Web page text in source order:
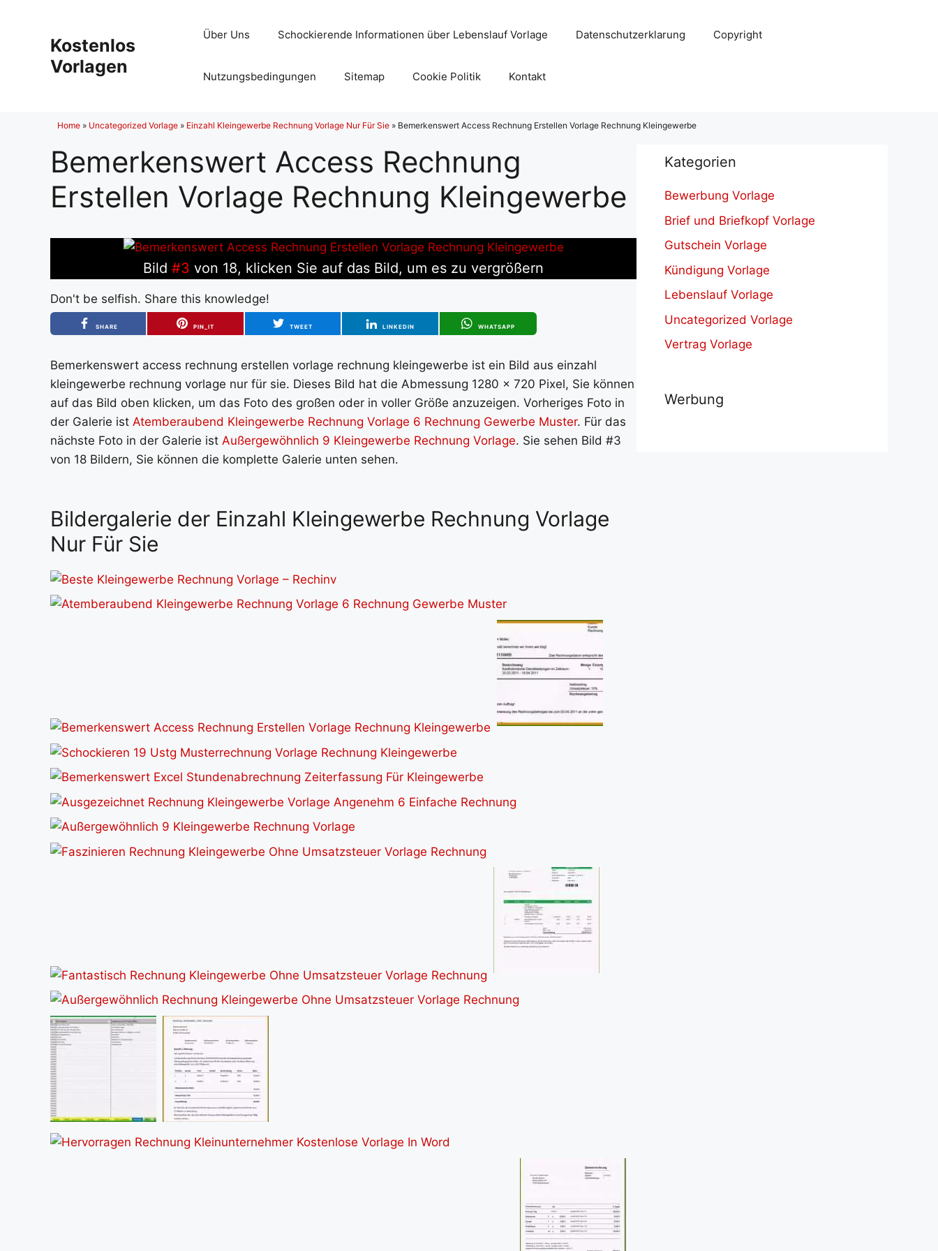
Kostenlos
Vorlagen
Über Uns Schockierende Informationen über Lebenslauf Vorlage Datenschutzerklarung Copyright
Nutzungsbedingungen Sitemap Cookie Politik Kontakt
Home » Uncategorized Vorlage » Einzahl Kleingewerbe Rechnung Vorlage Nur Für Sie » Bemerkenswert Access Rechnung Erstellen Vorlage Rechnung Kleingewerbe
Bemerkenswert Access Rechnung
Erstellen Vorlage Rechnung Kleingewerbe
Bild #3 von 18, klicken Sie auf das Bild, um es zu vergrößern
Don't be selfish. Share this knowledge!
SHARE PIN_IT TWEET LINKEDIN WHATSAPP
Bemerkenswert access rechnung erstellen vorlage rechnung kleingewerbe ist ein Bild aus einzahl
kleingewerbe rechnung vorlage nur für sie. Dieses Bild hat die Abmessung 1280 x 720 Pixel, Sie können
auf das Bild oben klicken, um das Foto des großen oder in voller Größe anzuzeigen. Vorheriges Foto in
der Galerie ist Atemberaubend Kleingewerbe Rechnung Vorlage 6 Rechnung Gewerbe Muster. Für das
nächste Foto in der Galerie ist Außergewöhnlich 9 Kleingewerbe Rechnung Vorlage. Sie sehen Bild #3
von 18 Bildern, Sie können die komplette Galerie unten sehen.
Bildergalerie der Einzahl Kleingewerbe Rechnung Vorlage
Nur Für Sie
Kategorien
Bewerbung Vorlage
Brief und Briefkopf Vorlage
Gutschein Vorlage
Kündigung Vorlage
Lebenslauf Vorlage
Uncategorized Vorlage
Vertrag Vorlage
Werbung